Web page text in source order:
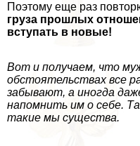
Поэтому еще раз
груза прошлых
вступать в новые!
Вот и получаем, что
обстоятельствах все
забывают, а иногда
напомнить им о себе.
такие мы существа.